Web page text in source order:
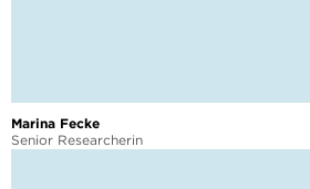
Marina Fecke
Senior Researcherin